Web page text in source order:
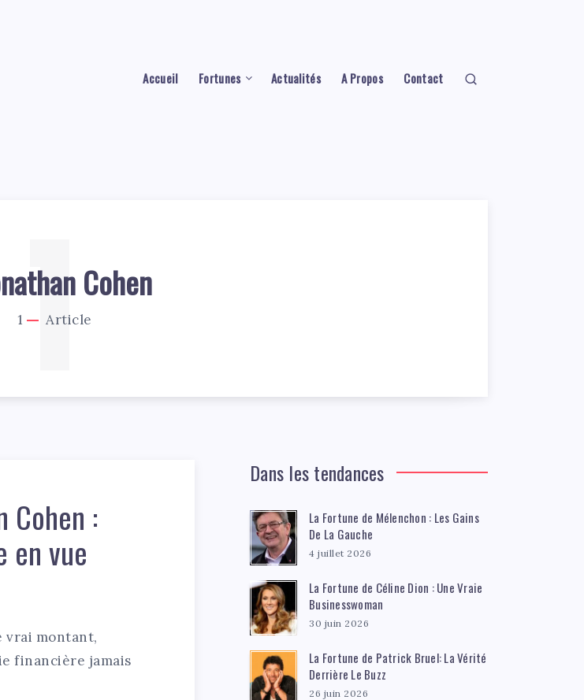
Accueil Fortunes Actualités A Propos Contact
Cohen
1 Article
1
Cohen :
en vue
vrai montant,
financière jamais
Dans les tendances
La Fortune de Mélenchon : Les Gains
De La Gauche
4 juillet 2026
La Fortune de Céline Dion : Une Vraie
Businesswoman
30 juin 2026
La Fortune de Patrick Bruel: La Vérité
Derrière Le Buzz
26 juin 2026